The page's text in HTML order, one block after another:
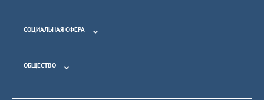
СОЦИАЛЬНАЯ СФЕРА
ОБЩЕСТВО